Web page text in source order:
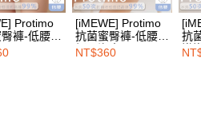
一人註冊多個帳號或使用他人資訊註冊。若
科技股份有限公司將有權停止該用戶之使用
Protimo
褲-低腰-
[iMEWE] Protimo
抗菌蜜臀褲-低腰-
橘子汽水
NT$360
抗
嫩